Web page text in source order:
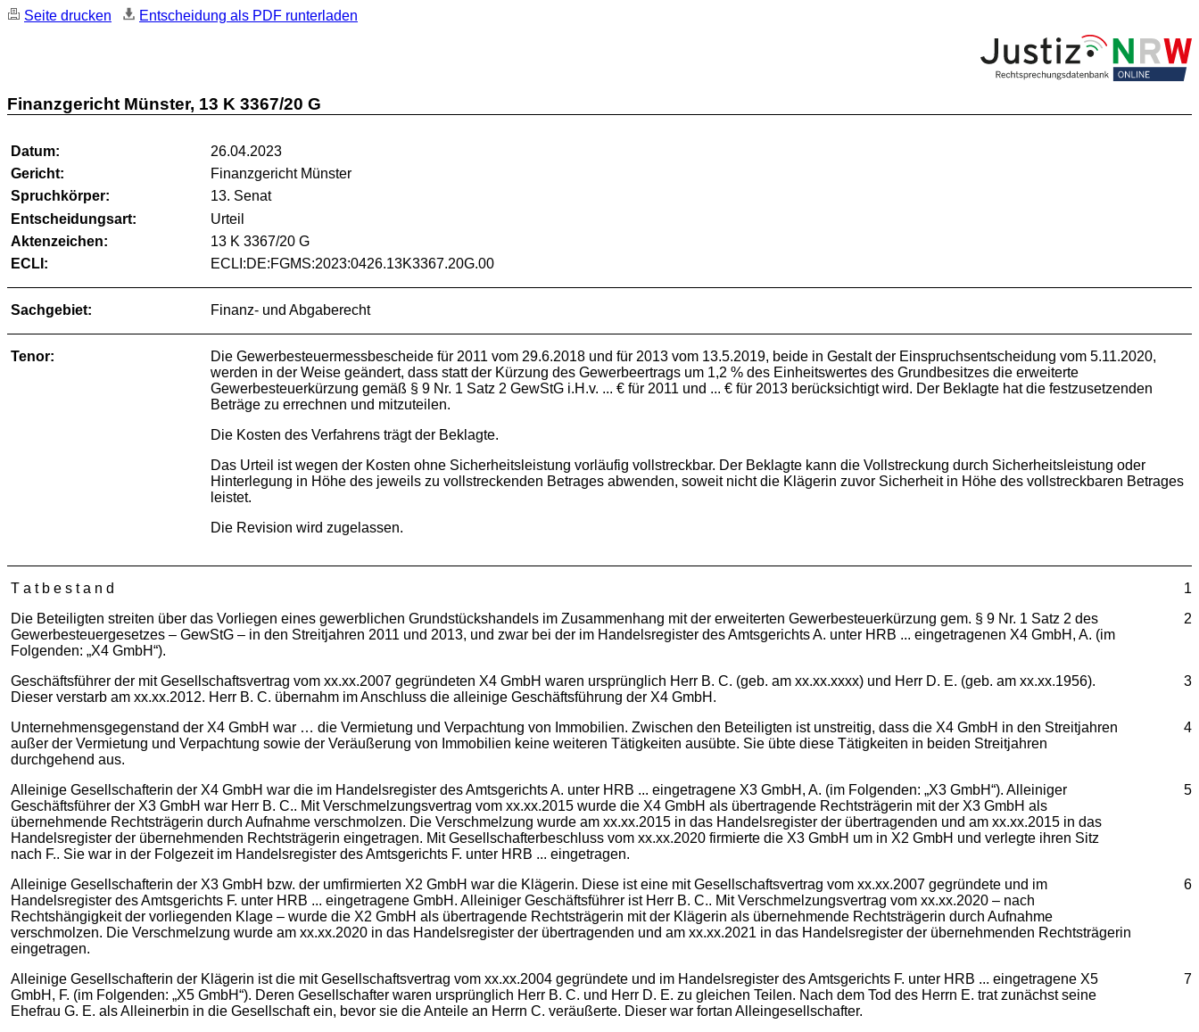
Seite drucken Entscheidung als PDF runterladen
Finanzgericht Münster, 13 K 3367/20 G
Datum:
26.04.2023
Gericht:
Finanzgericht Münster
Spruchkörper:
13. Senat
Entscheidungsart:
Urteil
Aktenzeichen:
13 K 3367/20 G
ECLI:
ECLI:DE:FGMS:2023:0426.13K3367.20G.00
Sachgebiet: Finanz- und Abgaberecht
Tenor:
Die Gewerbesteuermessbescheide für 2011 vom 29.6.2018 und für 2013 vom 13.5.2019, beide in Gestalt der Einspruchsentscheidung vom 5.11.2020,
werden in der Weise geändert, dass statt der Kürzung des Gewerbeertrags um 1,2 % des Einheitswertes des Grundbesitzes die erweiterte
Gewerbesteuerkürzung gemäß § 9 Nr. 1 Satz 2 GewStG i.H.v. ... € für 2011 und ... € für 2013 berücksichtigt wird. Der Beklagte hat die festzusetzenden
Beträge zu errechnen und mitzuteilen.
Die Kosten des Verfahrens trägt der Beklagte.
Das Urteil ist wegen der Kosten ohne Sicherheitsleistung vorläufig vollstreckbar. Der Beklagte kann die Vollstreckung durch Sicherheitsleistung oder
Hinterlegung in Höhe des jeweils zu vollstreckenden Betrages abwenden, soweit nicht die Klägerin zuvor Sicherheit in Höhe des vollstreckbaren Betrages
leistet.
Die Revision wird zugelassen.
1
T a t b e s t a n d
2
Die Beteiligten streiten über das Vorliegen eines gewerblichen Grundstückshandels im Zusammenhang mit der erweiterten Gewerbesteuerkürzung gem. § 9 Nr. 1 Satz 2 des
Gewerbesteuergesetzes – GewStG – in den Streitjahren 2011 und 2013, und zwar bei der im Handelsregister des Amtsgerichts A. unter HRB ... eingetragenen X4 GmbH, A. (im
Folgenden: „X4 GmbH“).
3
Geschäftsführer der mit Gesellschaftsvertrag vom xx.xx.2007 gegründeten X4 GmbH waren ursprünglich Herr B. C. (geb. am xx.xx.xxxx) und Herr D. E. (geb. am xx.xx.1956).
Dieser verstarb am xx.xx.2012. Herr B. C. übernahm im Anschluss die alleinige Geschäftsführung der X4 GmbH.
4
Unternehmensgegenstand der X4 GmbH war … die Vermietung und Verpachtung von Immobilien. Zwischen den Beteiligten ist unstreitig, dass die X4 GmbH in den Streitjahren
außer der Vermietung und Verpachtung sowie der Veräußerung von Immobilien keine weiteren Tätigkeiten ausübte. Sie übte diese Tätigkeiten in beiden Streitjahren
durchgehend aus.
5
Alleinige Gesellschafterin der X4 GmbH war die im Handelsregister des Amtsgerichts A. unter HRB ... eingetragene X3 GmbH, A. (im Folgenden: „X3 GmbH“). Alleiniger
Geschäftsführer der X3 GmbH war Herr B. C.. Mit Verschmelzungsvertrag vom xx.xx.2015 wurde die X4 GmbH als übertragende Rechtsträgerin mit der X3 GmbH als
übernehmende Rechtsträgerin durch Aufnahme verschmolzen. Die Verschmelzung wurde am xx.xx.2015 in das Handelsregister der übertragenden und am xx.xx.2015 in das
Handelsregister der übernehmenden Rechtsträgerin eingetragen. Mit Gesellschafterbeschluss vom xx.xx.2020 firmierte die X3 GmbH um in X2 GmbH und verlegte ihren Sitz
nach F.. Sie war in der Folgezeit im Handelsregister des Amtsgerichts F. unter HRB ... eingetragen.
6
Alleinige Gesellschafterin der X3 GmbH bzw. der umfirmierten X2 GmbH war die Klägerin. Diese ist eine mit Gesellschaftsvertrag vom xx.xx.2007 gegründete und im
Handelsregister des Amtsgerichts F. unter HRB ... eingetragene GmbH. Alleiniger Geschäftsführer ist Herr B. C.. Mit Verschmelzungsvertrag vom xx.xx.2020 – nach
Rechtshängigkeit der vorliegenden Klage – wurde die X2 GmbH als übertragende Rechtsträgerin mit der Klägerin als übernehmende Rechtsträgerin durch Aufnahme
verschmolzen. Die Verschmelzung wurde am xx.xx.2020 in das Handelsregister der übertragenden und am xx.xx.2021 in das Handelsregister der übernehmenden Rechtsträgerin
eingetragen.
7
Alleinige Gesellschafterin der Klägerin ist die mit Gesellschaftsvertrag vom xx.xx.2004 gegründete und im Handelsregister des Amtsgerichts F. unter HRB ... eingetragene X5
GmbH, F. (im Folgenden: „X5 GmbH“). Deren Gesellschafter waren ursprünglich Herr B. C. und Herr D. E. zu gleichen Teilen. Nach dem Tod des Herrn E. trat zunächst seine
Ehefrau G. E. als Alleinerbin in die Gesellschaft ein, bevor sie die Anteile an Herrn C. veräußerte. Dieser war fortan Alleingesellschafter.